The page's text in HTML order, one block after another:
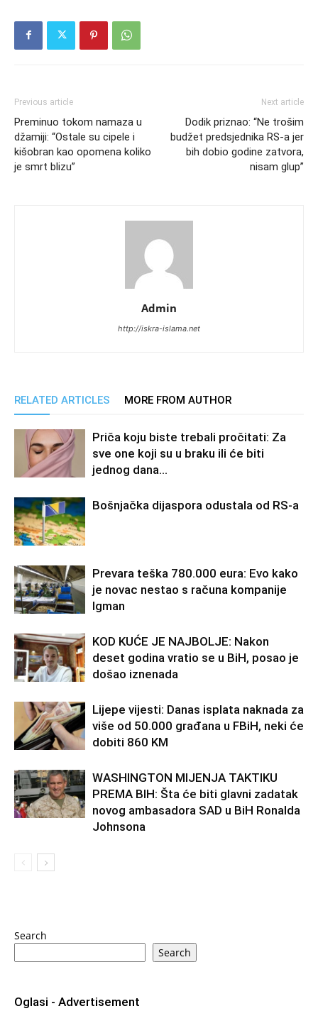
Previous article
Preminuo tokom namaza u
džamiji: “Ostale su cipele i
kišobran kao opomena koliko
je smrt blizu”
Next article
Dodik priznao: “Ne trošim
budžet predsjednika RS-a jer
bih dobio godine zatvora,
nisam glup”
Admin
http://iskra-islama.net
RELATED ARTICLES MORE FROM AUTHOR
Priča koju biste trebali pročitati: Za
sve one koji su u braku ili će biti
jednog dana…
Bošnjačka dijaspora odustala od RS-a
Prevara teška 780.000 eura: Evo kako
je novac nestao s računa kompanije
Igman
KOD KUĆE JE NAJBOLJE: Nakon
deset godina vratio se u BiH, posao je
došao iznenada
Lijepe vijesti: Danas isplata naknada za
više od 50.000 građana u FBiH, neki će
dobiti 860 KM
WASHINGTON MIJENJA TAKTIKU
PREMA BIH: Šta će biti glavni zadatak
novog ambasadora SAD u BiH Ronalda
Johnsona
Search
Search
Oglasi - Advertisement